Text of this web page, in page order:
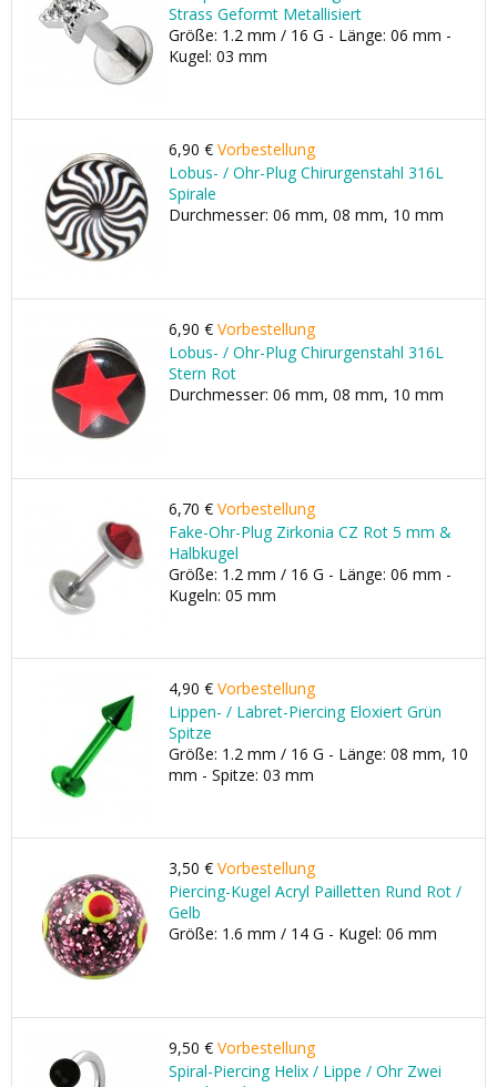
Strass Geformt Metallisiert
Größe: 1.2 mm / 16 G - Länge: 06 mm -
Kugel: 03 mm
6,90 € Vorbestellung
Lobus- / Ohr-Plug Chirurgenstahl 316L
Spirale
Durchmesser: 06 mm, 08 mm, 10 mm
6,90 € Vorbestellung
Lobus- / Ohr-Plug Chirurgenstahl 316L
Stern Rot
Durchmesser: 06 mm, 08 mm, 10 mm
6,70 € Vorbestellung
Fake-Ohr-Plug Zirkonia CZ Rot 5 mm &
Halbkugel
Größe: 1.2 mm / 16 G - Länge: 06 mm -
Kugeln: 05 mm
4,90 € Vorbestellung
Lippen- / Labret-Piercing Eloxiert Grün
Spitze
Größe: 1.2 mm / 16 G - Länge: 08 mm, 10
mm - Spitze: 03 mm
3,50 € Vorbestellung
Piercing-Kugel Acryl Pailletten Rund Rot /
Gelb
Größe: 1.6 mm / 14 G - Kugel: 06 mm
9,50 € Vorbestellung
Spiral-Piercing Helix / Lippe / Ohr Zwei